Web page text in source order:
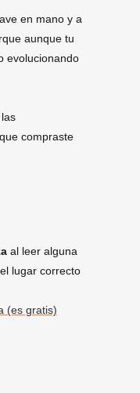
en mano y a
aunque tu
evolucionando
compraste
al leer alguna
lugar correcto
(es gratis)